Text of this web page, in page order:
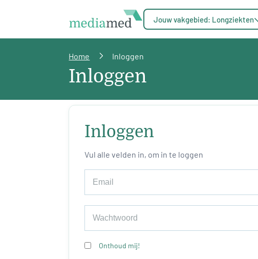
Jouw vakgebied: Longziekten
Home Inloggen
Inloggen
Inloggen
Vul alle velden in, om in te loggen
Onthoud mij!